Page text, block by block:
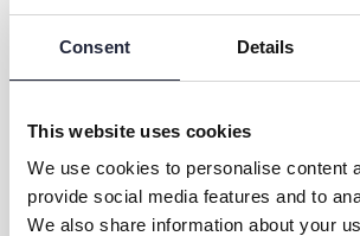
Consent Details
This website uses cookies
We use cookies to personalise content
provide social media features and to
We also share information about your
Kontakt & öppettider